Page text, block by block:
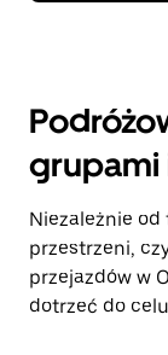
grupami
Niezależnie
przestrzeni,
przejazdów w
dotrzeć do